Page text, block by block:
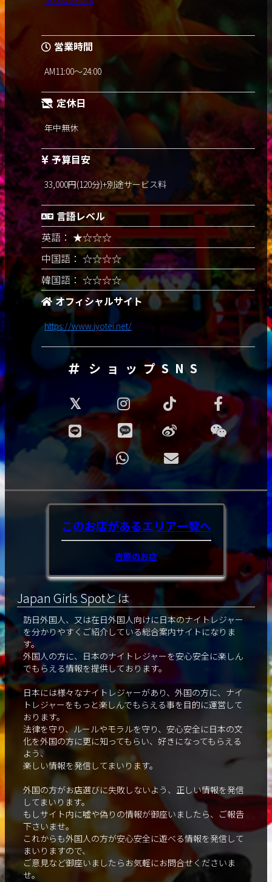
営業時間
AM11:00～24:00
定休日
年中無休
予算目安
33,000円(120分)+別途サービス料
言語レベル
英語： ★☆☆☆
中国語： ☆☆☆☆
韓国語： ☆☆☆☆
オフィシャルサイト
https://www.jyotei.net/
ショップSNS
このお店があるエリア一覧へ
吉原のお店
Japan Girls Spotとは
訪日外国人、又は在日外国人向けに日本のナイトレジャー
を分かりやすくご紹介している総合案内サイトになりま
す。
外国人の方に、日本のナイトレジャーを安心安全に楽しん
でもらえる情報を提供しております。
日本には様々なナイトレジャーがあり、外国の方に、ナイ
トレジャーをもっと楽しんでもらえる事を目的に運営して
おります。
法律を守り、ルールやモラルを守り、安心安全に日本の文
化を外国の方に更に知ってもらい、好きになってもらえる
よう、
楽しい情報を発信してまいります。
外国の方がお店選びに失敗しないよう、正しい情報を発信
してまいります。
もしサイト内に嘘や偽りの情報が御座いましたら、ご報告
下さいませ。
これからも外国人の方が安心安全に遊べる情報を発信して
まいりますので、
ご意見など御座いましたらお気軽にお問合せくださいま
せ。